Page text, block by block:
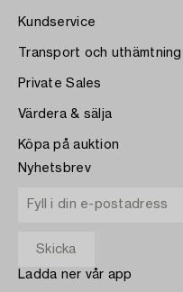
Kundservice
Transport och uthämtning
Private Sales
Värdera & sälja
Köpa på auktion
Nyhetsbrev
Ladda ner vår app